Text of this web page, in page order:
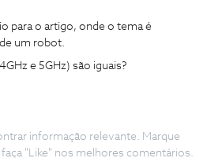
para o artigo, onde o tema é
um robot.
e 5GHz) são iguais?
informação relevante. Marque
"Like" nos melhores comentários.